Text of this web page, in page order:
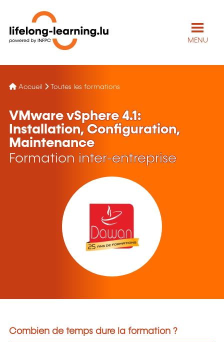
MENU
Accueil Toutes les formations
VMware vSphere 4.1:
Installation, Configuration,
Maintenance
Formation inter-entreprise
Combien de temps dure la formation ?